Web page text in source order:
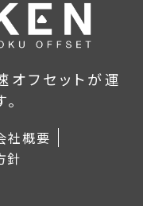
フセットが運
社概要
針